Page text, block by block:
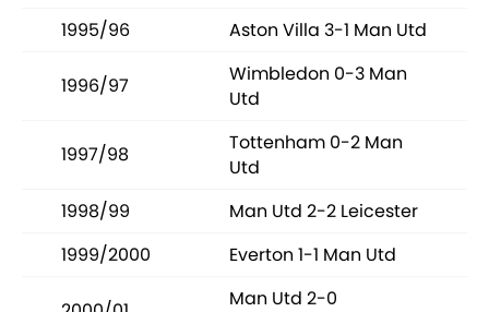
1995/96
Aston Villa 3-1 Man Utd
1996/97
Wimbledon 0-3 Man
Utd
1997/98
Tottenham 0-2 Man
Utd
1998/99
Man Utd 2-2 Leicester
1999/2000
Everton 1-1 Man Utd
Man Utd 2-0